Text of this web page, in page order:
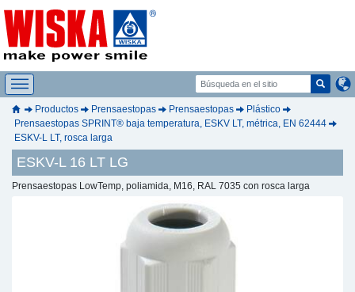
Productos Prensaestopas Prensaestopas
Plástico
Prensaestopas SPRINT® baja temperatura, ESKV LT, métrica, EN 62444
ESKV-L LT, rosca larga
ESKV-L 16 LT LG
Prensaestopas LowTemp, poliamida, M16, RAL 7035 con rosca larga